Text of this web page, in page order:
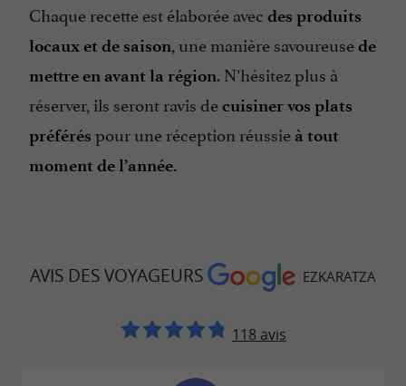
Chaque recette est élaborée avec des produits
locaux et de saison, une manière savoureusede
mettre en avant la région. N’hésitez plus à
réserver, ils seront ravis decuisiner vos plats
préférés pour une réception réussie à tout
moment de l’année.
AVIS DES VOYAGEURS EZKARATZA
118 avis